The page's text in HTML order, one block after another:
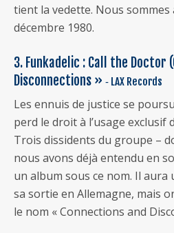
tient la vedette. Nous sommes
décembre 1980.
3. Funkadelic : Call the Doctor
Disconnections » ‐ LAX Records
Les ennuis de justice se
perd le droit à l’usage exclusif
Trois dissidents du groupe –
nous avons déjà entendu en
un album sous ce nom. Il
sa sortie en Allemagne, mais
le nom « Connections and